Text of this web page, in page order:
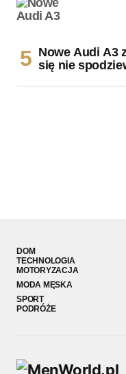
Nowe Audi A3
się nie
DOM
TECHNOLOGIA
MOTORYZACJA
MODA MĘSKA
SPORT
PODRÓŻE